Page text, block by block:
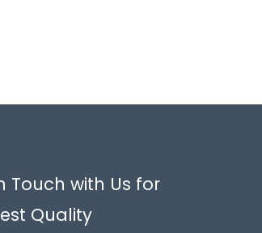
Touch with Us for
Quality